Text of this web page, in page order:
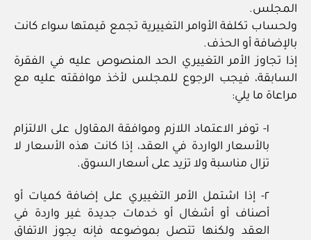
المجلس.
ولحساب تكلفة الأوامر التغييرية تجمع قيمتها سواء كانت
بالإضافة أو الحذف.
إذا تجاوز الأمر التغييري الحد المنصوص عليه في الفقرة
السابقة، فيجب الرجوع للمجلس لأخذ موافقته عليه مع
مراعاة ما يلي:
١- توفر الاعتماد اللازم وموافقة المقاول على الالتزام
بالأسعار الواردة في العقد، إذا كانت هذه الأسعار لا
تزال مناسبة ولا تزيد على أسعار السوق.
٢- إذا اشتمل الأمر التغييري على إضافة كميات أو
أصناف أو أشغال أو خدمات جديدة غير واردة في
العقد ولكنها تتصل بموضوعه فإنه يجوز الاتفاق